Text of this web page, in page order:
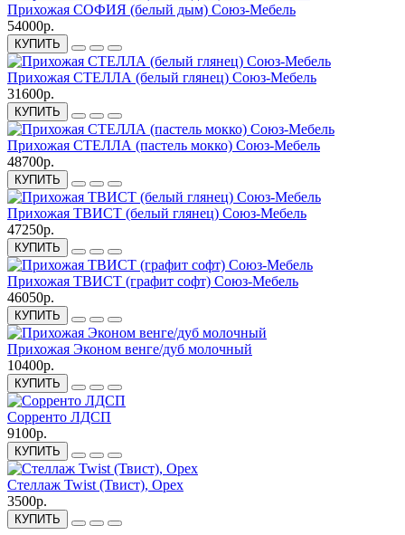
Прихожая СОФИЯ (белый дым) Союз-Мебель
54000р.
КУПИТЬ
Прихожая СТЕЛЛА (белый глянец) Союз-Мебель
31600р.
КУПИТЬ
Прихожая СТЕЛЛА (пастель мокко) Союз-Мебель
48700р.
КУПИТЬ
Прихожая ТВИСТ (белый глянец) Союз-Мебель
47250р.
КУПИТЬ
Прихожая ТВИСТ (графит софт) Союз-Мебель
46050р.
КУПИТЬ
Прихожая Эконом венге/дуб молочный
10400р.
КУПИТЬ
Сорренто ЛДСП
9100р.
КУПИТЬ
Стеллаж Twist (Твист), Орех
3500р.
КУПИТЬ